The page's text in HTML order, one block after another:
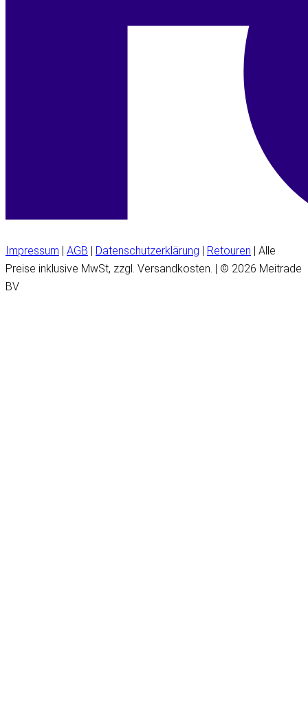
Impressum AGB Datenschutzerklärung Retouren | Alle
Preise inklusive MwSt, zzgl. Versandkosten. | © 2026 Meitrade
BV